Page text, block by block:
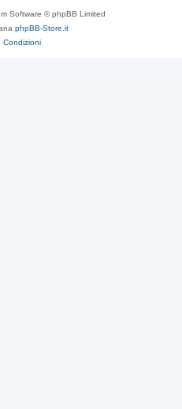
Software © phpBB Limited
phpBB-Store.it
Condizioni